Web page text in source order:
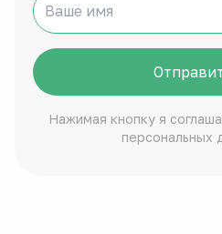
Нажимая кнопку я
персональных